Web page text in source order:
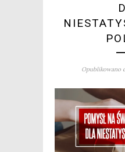
Opublikowano